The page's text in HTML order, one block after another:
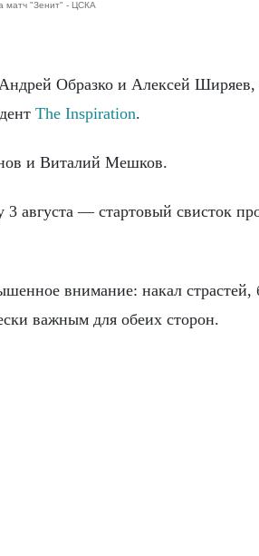
матч "Зенит" - ЦСКА
The Inspiration.
и Виталий Мешков.
августа — стартовый свисток
внимание: накал страстей,
важным для обеих сторон.